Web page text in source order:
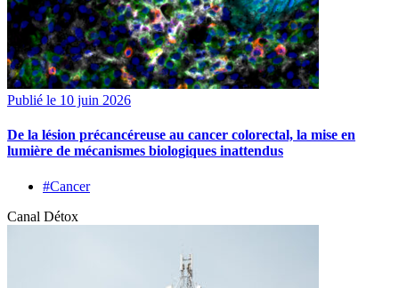
Publié le 10 juin 2026
De la lésion précancéreuse au cancer colorectal, la mise en
lumière de mécanismes biologiques inattendus
#Cancer
Canal Détox